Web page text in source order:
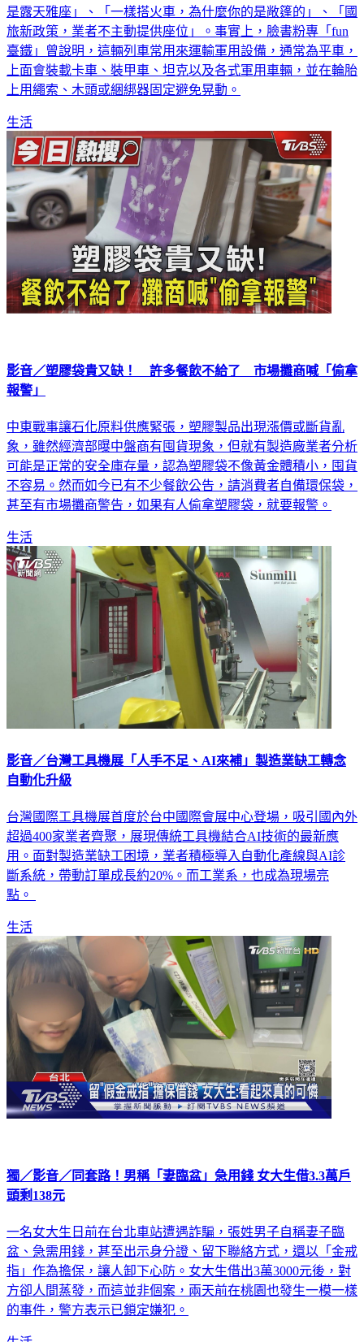
是露天雅座」、「一樣搭火車，為什麼你的是敞篷的」、「國
旅新政策，業者不主動提供座位」。事實上，臉書粉專「fun
臺鐵」曾說明，這輛列車常用來運輸軍用設備，通常為平車，
上面會裝載卡車、裝甲車、坦克以及各式軍用車輛，並在輪胎
上用繩索、木頭或綑綁器固定避免晃動。
生活
影音／塑膠袋貴又缺！ 許多餐飲不給了 市場攤商喊「偷拿
報警」
中東戰事讓石化原料供應緊張，塑膠製品出現漲價或斷貨亂
象，雖然經濟部曝中盤商有囤貨現象，但就有製造廠業者分析
可能是正常的安全庫存量，認為塑膠袋不像黃金體積小，囤貨
不容易。然而如今已有不少餐飲公告，請消費者自備環保袋，
甚至有市場攤商警告，如果有人偷拿塑膠袋，就要報警。
生活
影音／台灣工具機展「人手不足、AI來補」製造業缺工轉念
自動化升級
台灣國際工具機展首度於台中國際會展中心登場，吸引國內外
超過400家業者齊聚，展現傳統工具機結合AI技術的最新應
用。面對製造業缺工困境，業者積極導入自動化產線與AI診
斷系統，帶動訂單成長約20%。而工業系，也成為現場亮
點。
生活
獨／影音／同套路！男稱「妻臨盆」急用錢 女大生借3.3萬戶
頭剩138元
一名女大生日前在台北車站遭遇詐騙，張姓男子自稱妻子臨
盆、急需用錢，甚至出示身分證、留下聯絡方式，還以「金戒
指」作為擔保，讓人卸下心防。女大生借出3萬3000元後，對
方卻人間蒸發，而這並非個案，兩天前在桃園也發生一模一樣
的事件，警方表示已鎖定嫌犯。